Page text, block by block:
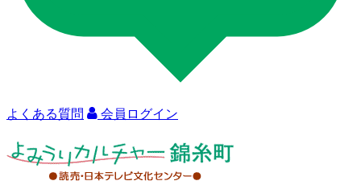
よくある質問 会員ログイン